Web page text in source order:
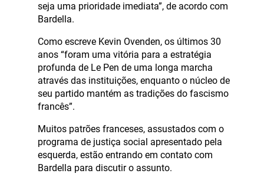
seja uma prioridade imediata”, de acordo com
Bardella.
Como escreve Kevin Ovenden, os últimos 30
anos “foram uma vitória para a estratégia
profunda de Le Pen de uma longa marcha
através das instituições, enquanto o núcleo de
seu partido mantém as tradições do fascismo
francês”.
Muitos patrões franceses, assustados com o
programa de justiça social apresentado pela
esquerda, estão entrando em contato com
Bardella para discutir o assunto.